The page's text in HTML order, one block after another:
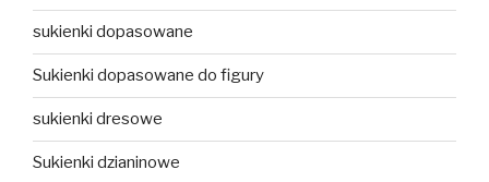
sukienki dopasowane
Sukienki dopasowane do figury
sukienki dresowe
Sukienki dzianinowe